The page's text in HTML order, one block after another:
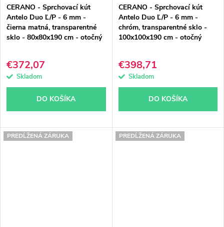
CERANO - Sprchovací kút
Antelo Duo Ľ/P - 6 mm -
čierna matná, transparentné
sklo - 80x80x190 cm - otočný
€372,07
Skladom
DO KOŠÍKA
CERANO - Sprchovací kút
Antelo Duo Ľ/P - 6 mm -
chróm, transparentné sklo -
100x100x190 cm - otočný
€398,71
Skladom
DO KOŠÍKA
PREDĹŽENÁ ZÁRUKA PREDĹŽENÁ ZÁRUKA